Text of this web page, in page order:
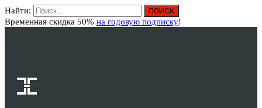
Найти:
Временная скидка 50% на годовую подписку!